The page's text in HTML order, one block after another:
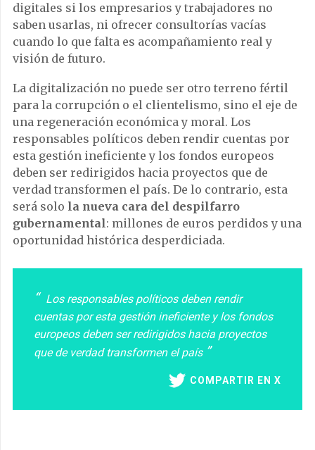
digitales si los empresarios y trabajadores no
saben usarlas, ni ofrecer consultorías vacías
cuando lo que falta es acompañamiento real y
visión de futuro.
La digitalización no puede ser otro terreno fértil
para la corrupción o el clientelismo, sino el eje de
una regeneración económica y moral. Los
responsables políticos deben rendir cuentas por
esta gestión ineficiente y los fondos europeos
deben ser redirigidos hacia proyectos que de
verdad transformen el país. De lo contrario, esta
será solo la nueva cara del despilfarro
gubernamental: millones de euros perdidos y una
oportunidad histórica desperdiciada.
Los responsables políticos deben rendir
cuentas por esta gestión ineficiente y los fondos
europeos deben ser redirigidos hacia proyectos
que de verdad transformen el país
COMPARTIR EN X